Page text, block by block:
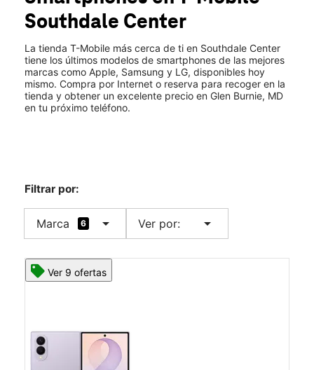
Mar.: 10:00 a.m. a 8:00 p.m.
Mié.: 10:00 a.m. a 8:00 p.m.
4 B Mountain Rd Glen Burnie, MD 21060
Southdale Center
La tienda T-Mobile más cerca de ti en Southdale Center
tiene los últimos modelos de smartphones de las mejores
marcas como Apple, Samsung y LG, disponibles hoy
mismo. Compra por Internet o reserva para recoger en la
tienda y obtener un excelente precio en Glen Burnie, MD
en tu próximo teléfono.
Filtrar por:
Marca 6 arrow_drop_down Ver por: arrow_drop_down
Ver 9 ofertas